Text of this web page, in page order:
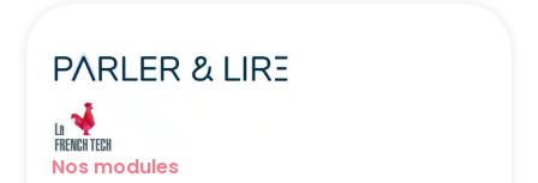
Nos modules